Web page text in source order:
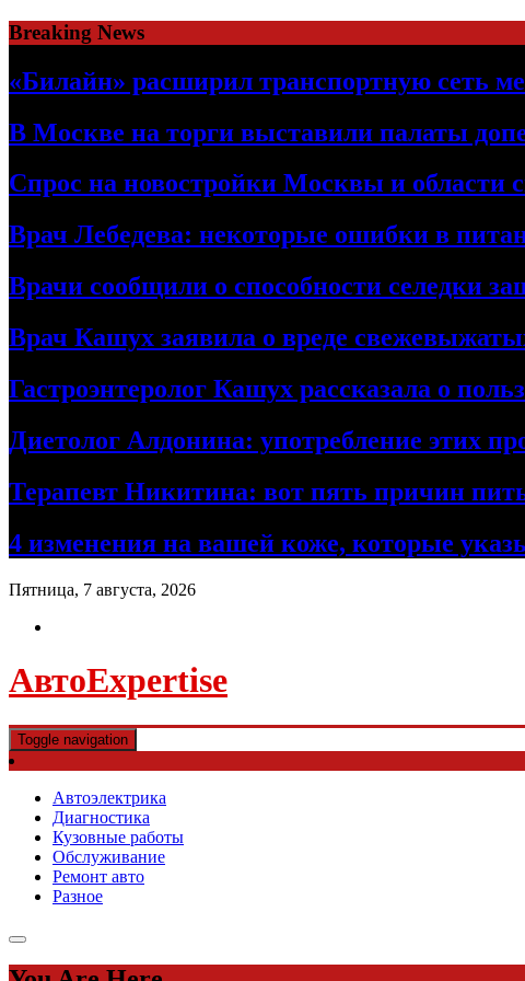
Skip
to
content
Breaking News
«Билайн» расширил транспортную сеть
В Москве на торги выставили палаты
Спрос на новостройки Москвы и области
Врач Лебедева: некоторые ошибки в
Врачи сообщили о способности селедки
Врач Кашух заявила о вреде
Гастроэнтеролог Кашух рассказала о
Диетолог Алдонина: употребление этих
Терапевт Никитина: вот пять причин
4 изменения на вашей коже, которые
Пятница, 7 августа, 2026
АвтоExpertise
Toggle navigation
Автоэлектрика
Диагностика
Кузовные работы
Обслуживание
Ремонт авто
Разное